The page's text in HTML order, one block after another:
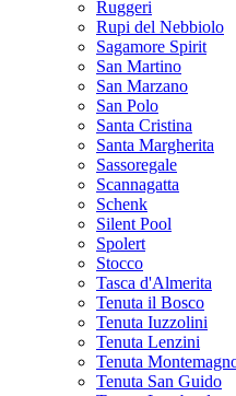
Ruggeri
Rupi del Nebbiolo
Sagamore Spirit
San Martino
San Marzano
San Polo
Santa Cristina
Santa Margherita
Sassoregale
Scannagatta
Schenk
Silent Pool
Spolert
Stocco
Tasca d'Almerita
Tenuta il Bosco
Tenuta Iuzzolini
Tenuta Lenzini
Tenuta
Tenuta San Guido